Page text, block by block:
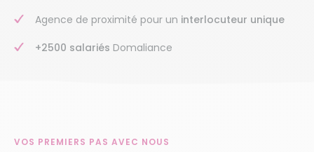
Agence de proximité pour un interlocuteur unique
+2500 salariés Domaliance
VOS PREMIERS PAS AVEC NOUS